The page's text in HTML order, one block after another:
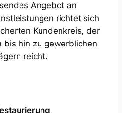
Angebot an
richtet sich
Kundenkreis, der
bis hin zu gewerblichen
reicht.